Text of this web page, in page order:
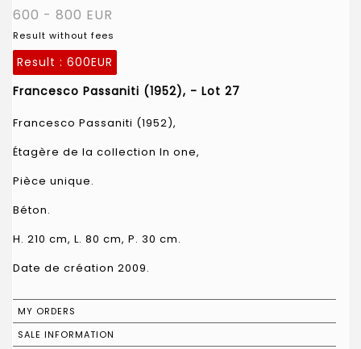
600 - 800 EUR
Result without fees
Result : 600EUR
Francesco Passaniti (1952), - Lot 27
Francesco Passaniti (1952),
Étagère de la collection In one,
Pièce unique.
Béton.
H. 210 cm, L. 80 cm, P. 30 cm.
Date de création 2009.
MY ORDERS
SALE INFORMATION